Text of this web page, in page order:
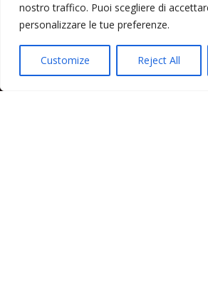
nostro traffico. Puoi scegliere di
personalizzare le tue preferenze.
Customize Reject All
Lipari News
Cronaca Lipari
Politica Lipari
Cultura Lipari